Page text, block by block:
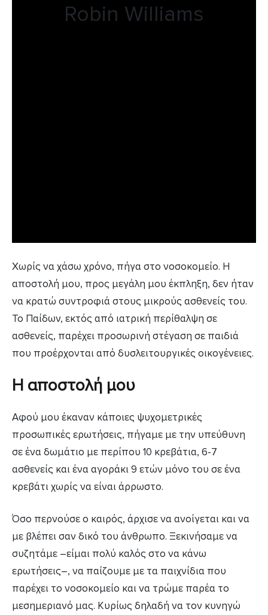
Robin Williams
Χωρίς να χάσω χρόνο, πήγα στο νοσοκομείο. Η
αποστολή μου, προς μεγάλη μου έκπληξη, δεν ήταν
να κρατώ συντροφιά στους μικρούς ασθενείς του.
Το Παίδων, εκτός από ιατρική περίθαλψη σε
ασθενείς, παρέχει προσωρινή στέγαση σε παιδιά
που προέρχονται από δυσλειτουργικές οικογένειες.
Η αποστολή μου
Αφού μου έκαναν κάποιες ψυχομετρικές
προσωπικές ερωτήσεις, πήγαμε με την υπεύθυνη
σε ένα δωμάτιο με περίπου 10 κρεβάτια, 6-7
ασθενείς και ένα αγοράκι 9 ετών μόνο του σε ένα
κρεβάτι χωρίς να είναι άρρωστο.
Όσο περνούσε ο καιρός, άρχισε να ανοίγεται και να
με βλέπει σαν δικό του άνθρωπο. Ξεκινήσαμε να
συζητάμε –είμαι πολύ καλός στο να κάνω
ερωτήσεις–, να παίζουμε με τα παιχνίδια που
παρέχει το νοσοκομείο και να τρώμε παρέα το
μεσημεριανό μας. Κυρίως δηλαδή να τον κυνηγώ